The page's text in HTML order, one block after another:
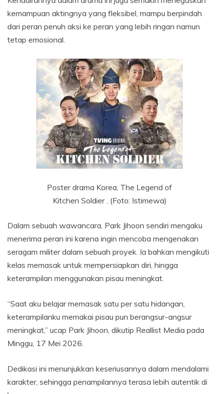
kemampuan aktingnya yang fleksibel, mampu berpindah
dari peran penuh aksi ke peran yang lebih ringan namun
tetap emosional.
Poster drama Korea, The Legend of
Kitchen Soldier . (Foto: Istimewa)
Dalam sebuah wawancara, Park Jihoon sendiri mengaku
menerima peran ini karena ingin mencoba mengenakan
seragam militer dalam sebuah proyek. Ia bahkan mengikuti
kelas memasak untuk mempersiapkan diri, hingga
keterampilan menggunakan pisau meningkat.
“Saat aku belajar memasak satu per satu hidangan,
keterampilanku memakai pisau pun berangsur-angsur
meningkat,” ucap Park Jihoon, dikutip Reallist Media pada
Minggu, 17 Mei 2026.
Dedikasi ini menunjukkan keseriusannya dalam mendalami
karakter, sehingga penampilannya terasa lebih autentik di